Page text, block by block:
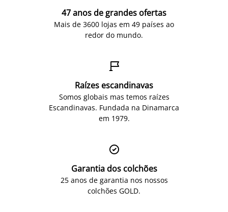
47 anos de grandes ofertas
Mais de 3600 lojas em 49 países ao
redor do mundo.

Raízes escandinavas
Somos globais mas temos raízes
Escandinavas. Fundada na Dinamarca
em 1979.

Garantia dos colchões
25 anos de garantia nos nossos
colchões GOLD.